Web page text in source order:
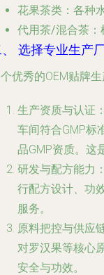
花果茶类 ：各种
代用茶/混合茶
选择专业生产
优秀的OEM贴牌
生产资质与认证
车间符合GMP标
品GMP资质。这
研发与配方能力
行配方设计、功
服务。
原料把控与供应
对罗汉果等核心
安全与功效。